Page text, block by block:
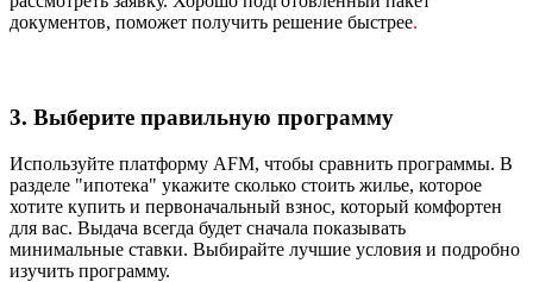
документов, поможет получить решение быстрее.
3. Выберите правильную программу
Используйте платформу AFM, чтобы сравнить программы. В
разделе "ипотека" укажите сколько стоить жилье, которое
хотите купить и первоначальный взнос, который комфортен
для вас. Выдача всегда будет сначала показывать
минимальные ставки. Выбирайте лучшие условия и подробно
изучить программу.